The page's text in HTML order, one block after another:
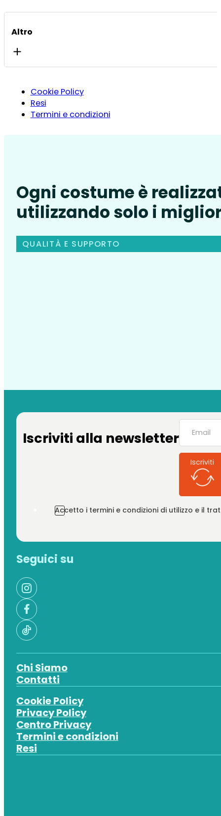
Altro
Cookie Policy
Resi
Termini e condizioni
Ogni costume è
utilizzando solo i
QUALITÀ E SUPPORTO
Iscriviti alla newsletter
Iscriviti
Accetto i termini e condizioni di utilizzo e il
Seguici su
Chi Siamo
Contatti
Cookie Policy
Privacy Policy
Centro Privacy
Termini e condizioni
Resi